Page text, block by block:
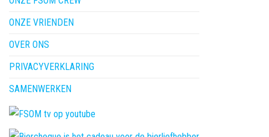
ONZE VRIENDEN
OVER ONS
PRIVACYVERKLARING
SAMENWERKEN